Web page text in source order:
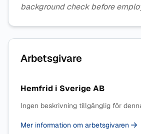
background check before
Arbetsgivare
Hemfrid i Sverige AB
Ingen beskrivning tillgänglig för
Mer information om arbetsgivaren